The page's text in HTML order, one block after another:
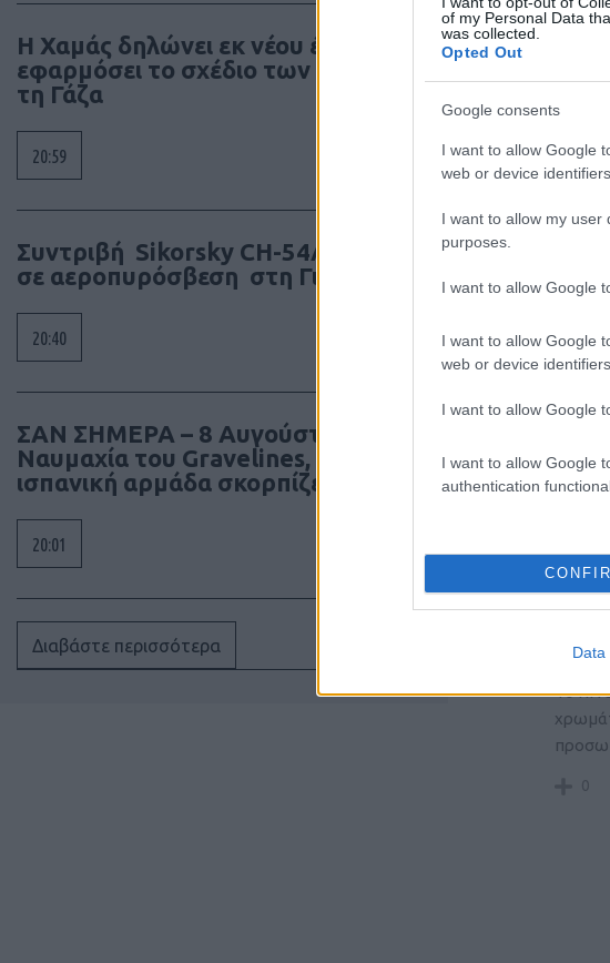
of my Personal Data
was collected.
Opted Out
Google consents
I want to allow Google
web or device
I want to allow my user
purposes.
I want to allow Google
I want to allow Google
web or device
I want to allow Google
I want to allow Google
authentication
Data
Η Χαμάς δηλώνει εκ νέου έτοιμη να
εφαρμόσει το σχέδιο των ΗΠΑ για
τη Γάζα
20:59
Συντριβή Sikorsky CH-54A Tarhe
σε αεροπυρόσβεση στη Γιούτα
20:40
ΣΑΝ ΣΗΜΕΡΑ – 8 Αυγούστου 1588:
Ναυμαχία του Gravelines, η μεγάλη
ισπανική αρμάδα σκορπίζει
20:01
Διαβάστε περισσότερα
2
Πολύ
Σε
όπως
Αυτό
Ότι
Το ΠΝ
0